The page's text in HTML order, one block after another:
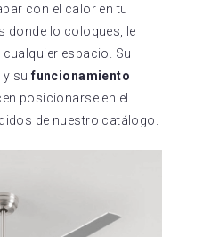
con el calor en tu
donde lo coloques, le
espacio. Su
y sufuncionamiento
posicionarse en el
de nuestro catálogo.